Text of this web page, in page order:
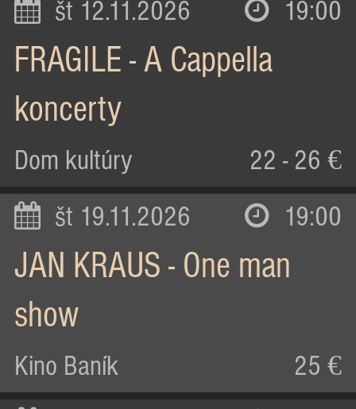
št 12.11.2026 19:00
FRAGILE - A Cappella
koncerty
Dom kultúry 22 - 26 €
št 19.11.2026 19:00
JAN KRAUS - One man
show
Kino Baník 25 €